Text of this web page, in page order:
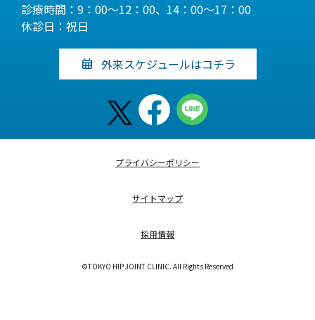
診療時間：9：00～12：00、14：00～17：00
休診日：祝日
外来スケジュールはコチラ
プライバシーポリシー
サイトマップ
採用情報
©TOKYO HIP JOINT CLINIC. All Rights Reserved